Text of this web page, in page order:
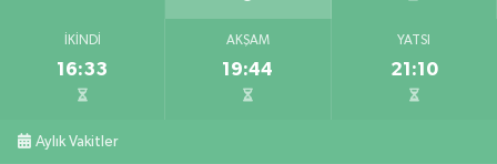
İKINDI
16:33
AKŞAM
19:44
YATSI
21:10
Aylık Vakitler